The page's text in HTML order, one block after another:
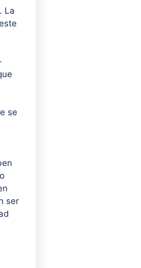
La
se
ser